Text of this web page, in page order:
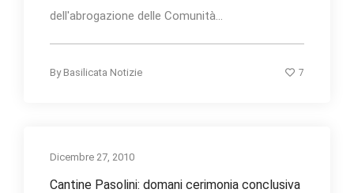
dell'abrogazione delle Comunità...
By Basilicata Notizie 7
Dicembre 27, 2010
Cantine Pasolini: domani cerimonia conclusiva